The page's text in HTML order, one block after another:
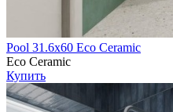
Pool 31.6х60 Eco Ceramic
Eco Ceramic
Купить